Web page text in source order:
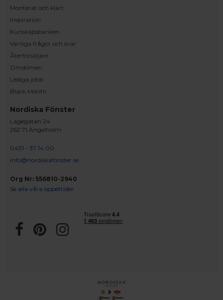
Monterat och klart
Inspiration
Kunskapsbanken
Vanliga frågor och svar
Återförsäljare
Omdömen
Lediga jobb
Black Month
Nordiska Fönster
Lagegatan 24
262 71 Ängelholm
0431 - 37 14 00
info@nordiskafonster.se
Org Nr: 556810-2940
Se alla våra öppettider